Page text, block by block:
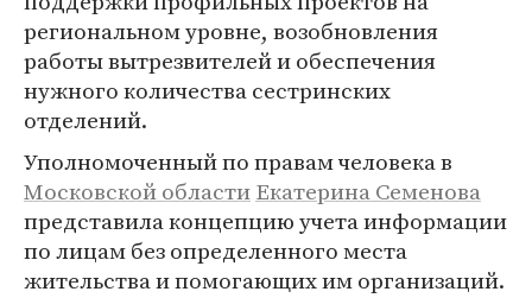
региональном уровне, возобновления
работы вытрезвителей и обеспечения
нужного количества сестринских
отделений.
Уполномоченный по правам человека в
Московской областиЕкатерина Семенова
представила концепцию учета информации
по лицам без определенного места
жительства и помогающих им организаций.